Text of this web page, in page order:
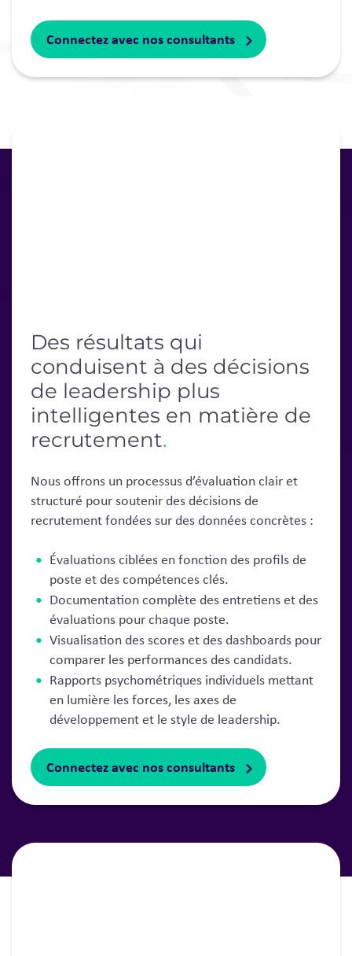
Connectez avec nos consultants
Des résultats qui
conduisent à des décisions
de leadership plus
intelligentes en matière de
recrutement.
Nous offrons un processus d’évaluation clair et
structuré pour soutenir des décisions de
recrutement fondées sur des données concrètes :
Évaluations ciblées en fonction des profils de
poste et des compétences clés.
Documentation complète des entretiens et des
évaluations pour chaque poste.
Visualisation des scores et des dashboards pour
comparer les performances des candidats.
Rapports psychométriques individuels mettant
en lumière les forces, les axes de
développement et le style de leadership.
Connectez avec nos consultants